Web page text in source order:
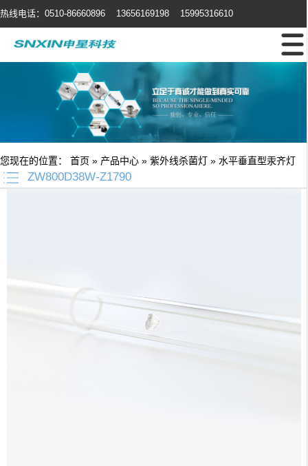
热线电话：0510-86660896 13656169198 15995316610
您现在的位置： 首页 » 产品中心 » 紫外线杀菌灯 » 水平垂直型汞齐灯
ZW800D38W-Z1790